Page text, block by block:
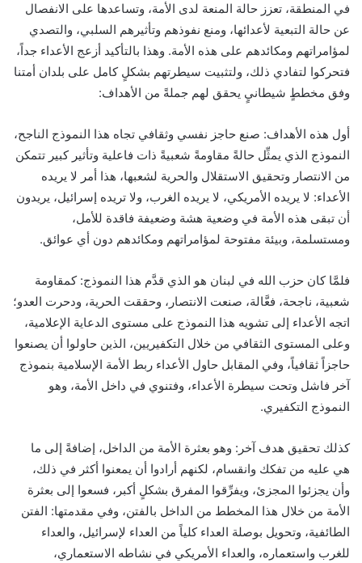
في المنطقة، تعزز حالة المنعة لدى الأمة، وتساعدها على الانفصال
عن حالة التبعية لأعدائها، ومنع نفوذهم وتأثيرهم السلبي، والتصدي
لمؤامراتهم ومكائدهم على هذه الأمة. وهذا بالتأكيد أزعج الأعداء جداً،
فتحركوا لتفادي ذلك، ولتثبيت سيطرتهم بشكلٍ كامل على بلدان أمتنا
وفق مخططٍ شيطانيٍ يحقق لهم جملةً من الأهداف:
أول هذه الأهداف: صنع حاجز نفسي وثقافي تجاه هذا النموذج الناجح،
النموذج الذي يمثِّل حالةً مقاومةً شعبيةً ذات فاعلية وتأثير كبير تتمكن
من الانتصار وتحقيق الاستقلال والحرية لشعبها، هذا أمر لا يريده
الأعداء: لا يريده الأمريكي، لا يريده الغرب، ولا تريده إسرائيل، يريدون
أن تبقى هذه الأمة في وضعية هشة وضعيفة فاقدة للأمل،
ومستسلمة، وبيئة مفتوحة لمؤامراتهم ومكائدهم دون أي عوائق.
فلمَّا كان حزب الله في لبنان هو الذي قدَّم هذا النموذج: كمقاومة
شعبية، ناجحة، فعَّالة، صنعت الانتصار، وحققت الحرية، ودحرت العدو؛
اتجه الأعداء إلى تشويه هذا النموذج على مستوى الدعاية الإعلامية،
وعلى المستوى الثقافي من خلال التكفيريين، الذين حاولوا أن يصنعوا
حاجزاً ثقافياً، وفي المقابل حاول الأعداء ربط الأمة الإسلامية بنموذج
آخر فاشل وتحت سيطرة الأعداء، وفتنوي في داخل الأمة، وهو
النموذج التكفيري.
كذلك تحقيق هدف آخر: وهو بعثرة الأمة من الداخل، إضافةً إلى ما
هي عليه من تفكك وانقسام، لكنهم أرادوا أن يمعنوا أكثر في ذلك،
وأن يجزئوا المجزئ، ويفرِّقوا المفرق بشكلٍ أكبر، فسعوا إلى بعثرة
الأمة من خلال هذا المخطط من الداخل بالفتن، وفي مقدمتها: الفتن
الطائفية، وتحويل بوصلة العداء كلياً من العداء لإسرائيل، والعداء
للغرب واستعماره، والعداء الأمريكي في نشاطه الاستعماري،